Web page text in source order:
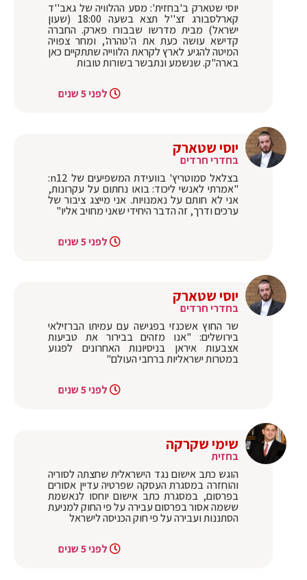
יוסי שטארק ב'בחזית': מסע ההלוויה של גאב''ד
קארלסבורג זצ''ל תצא בשעה 18:00 (שעון
ישראל) מבית מדרשו שבבורו פארק. החברה
קדישא עושה כעת את ה'טהרה', ומחר צפויה
המיטה להגיע לארץ לקראת הלווייה שתתקיים כאן
בארה"ק. שנשמע ונתבשר בשורות טובות
לפני 5 שנים
יוסי שטארק
בחדרי חרדים
בצלאל סמוטריץ' בוועידת המשפיעים של n12:
"אמרתי לאנשי ליכוד: בואו נחתום על עקרונות,
אני לא חותם על נאמנויות. אני מייצג ציבור של
ערכים ודרך, זה הדבר היחידי שאני מחויב אליו"
לפני 5 שנים
יוסי שטארק
בחדרי חרדים
שר החוץ אשכנזי בפגישה עם עמיתו הברזילאי
בירושלים: "אנו מזהים בבירור את טביעות
אצבעות איראן בניסיונות האחרונים לפגוע
במטרות ישראליות ברחבי העולם"
לפני 5 שנים
שימי שקרקה
בחזית
הוגש כתב אישום נגד הישראלית שחצתה לסוריה
והוחזרה במסגרת העסקה שפרטיה עדיין אסורים
בפרסום, במסגרת כתב אישום יוחסו לנאשמת
ששמה אסור בפרסום עבירה על פי החוק למניעת
הסתננות ועבירה על פי חוק הכניסה לישראל
לפני 5 שנים